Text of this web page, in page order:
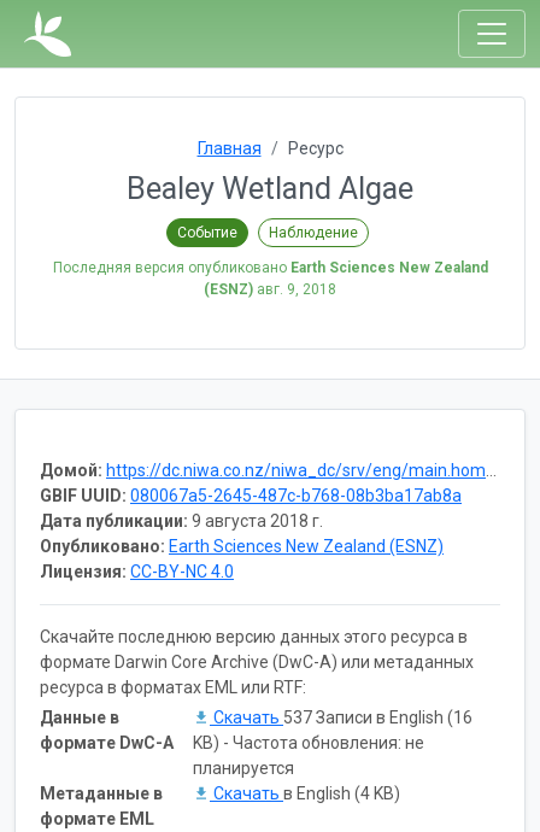
Главная Ресурс
Bealey Wetland Algae
Событие Наблюдение
Последняя версия опубликовано Earth Sciences New Zealand
(ESNZ) авг. 9, 2018
Домой: https://dc.niwa.co.nz/niwa_dc/srv/eng/main.home?uuid=b6b2d41e-bc90-cea2-3704-995ec09fede7
GBIF UUID: 080067a5-2645-487c-b768-08b3ba17ab8a
Дата публикации: 9 августа 2018 г.
Опубликовано: Earth Sciences New Zealand (ESNZ)
Лицензия: CC-BY-NC 4.0
Скачайте последнюю версию данных этого ресурса в
формате Darwin Core Archive (DwC-A) или метаданных
ресурса в форматах EML или RTF:
Данные в
формате DwC-A
Скачать 537 Записи в English (16
KB) - Частота обновления: не
планируется
Метаданные в
формате EML
Скачать в English (4 KB)